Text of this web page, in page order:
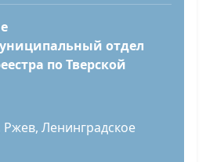
отдел
по Тверской
Ржев, Ленинградское